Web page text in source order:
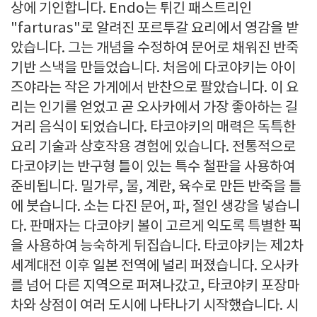
상에 기인합니다. Endo는 튀긴 패스트리인
"farturas"로 알려진 포르투갈 요리에서 영감을 받
았습니다. 그는 개념을 수정하여 문어로 채워진 반죽
기반 스낵을 만들었습니다. 처음에 다코야키는 아이
즈야라는 작은 가게에서 반찬으로 팔았습니다. 이 요
리는 인기를 얻었고 곧 오사카에서 가장 좋아하는 길
거리 음식이 되었습니다. 타코야키의 매력은 독특한
요리 기술과 상호작용 경험에 있습니다. 전통적으로
다코야키는 반구형 틀이 있는 특수 철판을 사용하여
준비됩니다. 밀가루, 물, 계란, 육수로 만든 반죽을 틀
에 붓습니다. 소는 다진 문어, 파, 절인 생강을 넣습니
다. 판매자는 다코야키 볼이 고르게 익도록 특별한 픽
을 사용하여 능숙하게 뒤집습니다. 타코야키는 제2차
세계대전 이후 일본 전역에 널리 퍼졌습니다. 오사카
를 넘어 다른 지역으로 퍼져나갔고, 타코야키 포장마
차와 상점이 여러 도시에 나타나기 시작했습니다. 시